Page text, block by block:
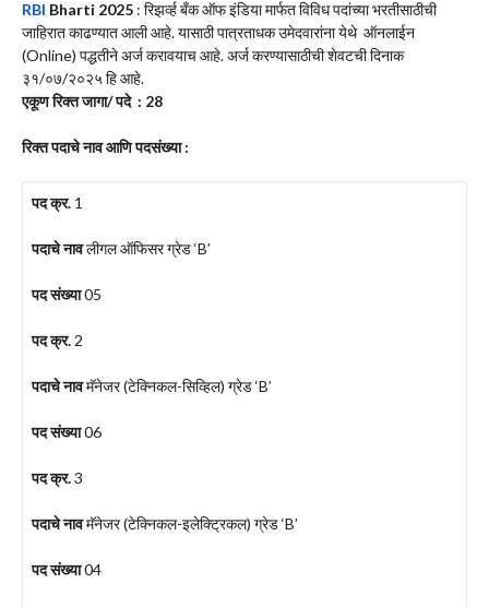
RBI Bharti 2025 : रिझर्व्ह बँक ऑफ इंडिया मार्फत विविध पदांच्या भरतीसाठीची
जाहिरात काढण्यात आली आहे. यासाठी पात्रताधक उमेदवारांना येथे ऑनलाईन
(Online) पद्धतीने अर्ज करावयाच आहे. अर्ज करण्यासाठीची शेवटची दिनाक
३१/०७/२०२५ हि आहे.
एकूण रिक्त जागा/ पदे : 28
रिक्त पदाचे नाव आणि पदसंख्या :
पद क्र. 1
पदाचे नावलीगल ऑफिसर ग्रेड ‘B’
पद संख्या05
पद क्र. 2
पदाचे नावमॅनेजर (टेक्निकल-सिव्हिल) ग्रेड ‘B’
पद संख्या06
पद क्र.3
पदाचे नावमॅनेजर (टेक्निकल-इलेक्ट्रिकल) ग्रेड ‘B’
पद संख्या04